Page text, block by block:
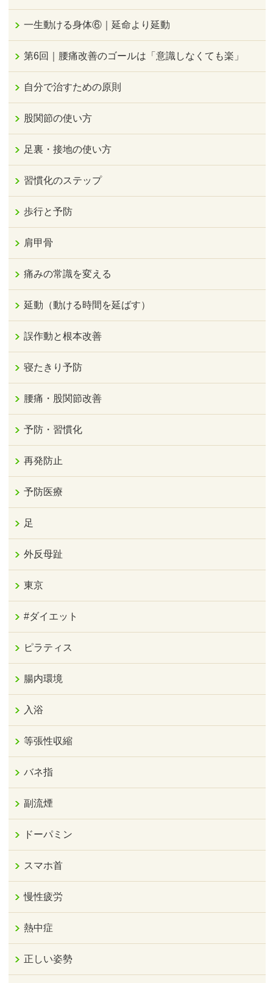
一生動ける身体⑥｜延命より延動
第6回｜腰痛改善のゴールは「意識しなくても楽」
自分で治すための原則
股関節の使い方
足裏・接地の使い方
習慣化のステップ
歩行と予防
肩甲骨
痛みの常識を変える
延動（動ける時間を延ばす）
誤作動と根本改善
寝たきり予防
腰痛・股関節改善
予防・習慣化
再発防止
予防医療
足
外反母趾
東京
#ダイエット
ピラティス
腸内環境
入浴
等張性収縮
バネ指
副流煙
ドーパミン
スマホ首
慢性疲労
熱中症
正しい姿勢